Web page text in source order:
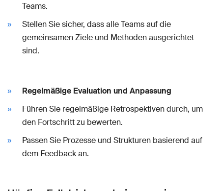
Teams.
Stellen Sie sicher, dass alle Teams auf die
gemeinsamen Ziele und Methoden ausgerichtet
sind.
Regelmäßige Evaluation und Anpassung
Führen Sie regelmäßige Retrospektiven durch, um
den Fortschritt zu bewerten.
Passen Sie Prozesse und Strukturen basierend auf
dem Feedback an.